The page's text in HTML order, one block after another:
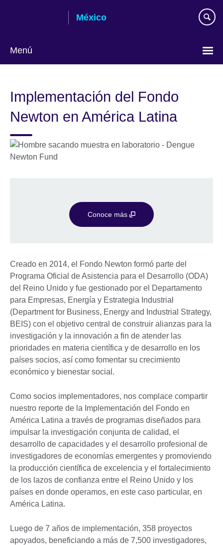
México
Menú
language
Implementación del Fondo
Newton en América Latina
Conoce más
Creado en 2014, el Fondo Newton formó parte del
Programa Oficial de Asistencia para el Desarrollo (ODA)
del Reino Unido y fue gestionado por el Departamento
para Empresas, Energía y Estrategia Industrial
(Department for Business, Energy and Industrial Strategy,
BEIS) con el objetivo central de construir alianzas para la
investigación y la innovación a fin de atender las
prioridades en materia científica y de desarrollo en los
países socios, así como fomentar su crecimiento
económico y bienestar social.
Como socios implementadores, nos complace compartir
nuestro reporte de la Implementación del Fondo en
América Latina a través de programas diseñados para
impulsar la investigación conjunta de calidad, el
desarrollo de capacidades y el desarrollo profesional de
investigadores de economías emergentes y promoviendo
la producción científica de excelencia y el fortalecimiento
de los lazos de confianza entre el Reino Unido y los
países en donde operamos, en este caso particular, en
América Latina.
Luego de 7 años de implementación, 358 proyectos
apoyados, beneficiando a más de 7,500 investigadores,